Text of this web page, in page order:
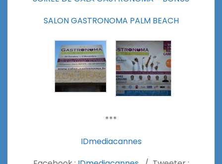
SALON GASTRONOMA PALM BEACH
***
IDmediacannes